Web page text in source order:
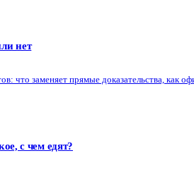
нет
что заменяет прямые доказательства, как
с чем едят?